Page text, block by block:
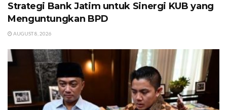
Strategi Bank Jatim untuk Sinergi KUB yang
Menguntungkan BPD
AUGUST 8, 2026